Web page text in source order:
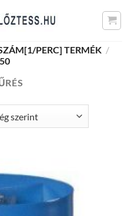
PERC] TERMÉK /